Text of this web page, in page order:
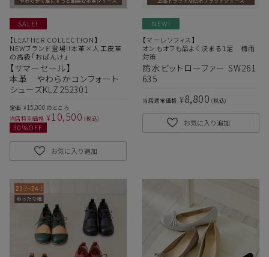
SALE!
【LEATHER COLLECTION】
NEWブランド登場!!本革×人工皮革
の高級「おぱんけ」
【サマーセール】
本革 やわらかコンフォート
シューズKLZ252301
定価 ¥15,000 のところ
当店特別価格 ¥10,500 税込
30%OFF
お気に入り追加
NEW!
【マーレソフィス】
オンもオフも品よく決まる1足 梅雨
対策
防水ビットローファー SW261
635
当店通常価格 ¥8,800 税込
お気に入り追加
サイズ
ヒールの高さ
絞り込んで検索する